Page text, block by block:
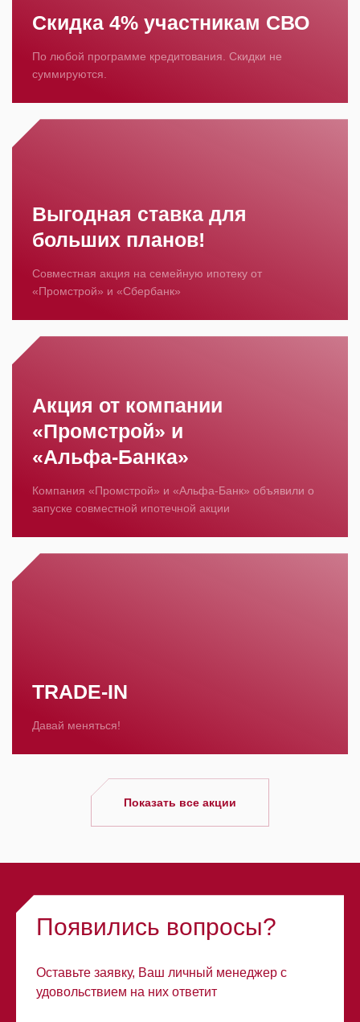
Скидка 4% участникам СВО
По любой программе кредитования. Скидки не
суммируются.
Выгодная ставка для
больших планов!
Совместная акция на семейную ипотеку от
«Промстрой» и «Сбербанк»
Акция от компании
«Промстрой» и
«Альфа‑Банка»
Компания «Промстрой» и «Альфа‑Банк» объявили о
запуске совместной ипотечной акции
TRADE-IN
Давай меняться!
Показать все акции
Появились вопросы?
Оставьте заявку, Ваш личный менеджер с
удовольствием на них ответит